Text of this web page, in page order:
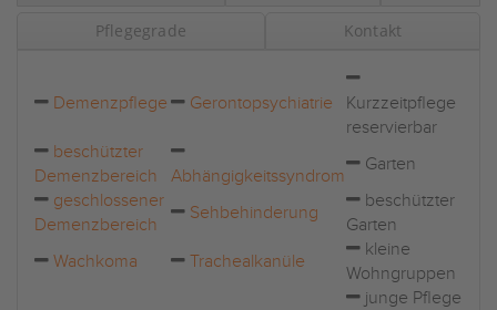
Pflegegrade Kontakt
Demenzpflege Gerontopsychiatrie
Kurzzeitpflege
reservierbar
beschützter
Demenzbereich
Abhängigkeitssyndrom
Garten
geschlossener
Demenzbereich
Sehbehinderung
beschützter
Garten
Wachkoma
Trachealkanüle
kleine
Wohngruppen
junge Pflege